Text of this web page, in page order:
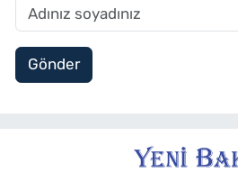
Gönder